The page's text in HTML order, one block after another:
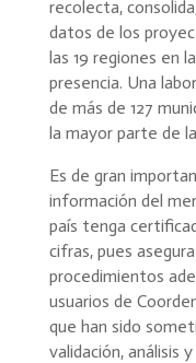
recolecta,
datos de los
las 19 regiones en
presencia. Una
de más de 127
la mayor parte de
Es de gran
información del
país tenga
cifras, pues
procedimientos
usuarios de
que han sido
validación, análisis